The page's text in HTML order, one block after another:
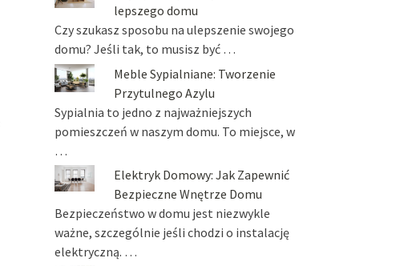
lepszego domu
Czy szukasz sposobu na ulepszenie swojego
domu? Jeśli tak, to musisz być …
Meble Sypialniane: Tworzenie
Przytulnego Azylu
Sypialnia to jedno z najważniejszych
pomieszczeń w naszym domu. To miejsce, w
…
Elektryk Domowy: Jak Zapewnić
Bezpieczne Wnętrze Domu
Bezpieczeństwo w domu jest niezwykle
ważne, szczególnie jeśli chodzi o instalację
elektryczną. …